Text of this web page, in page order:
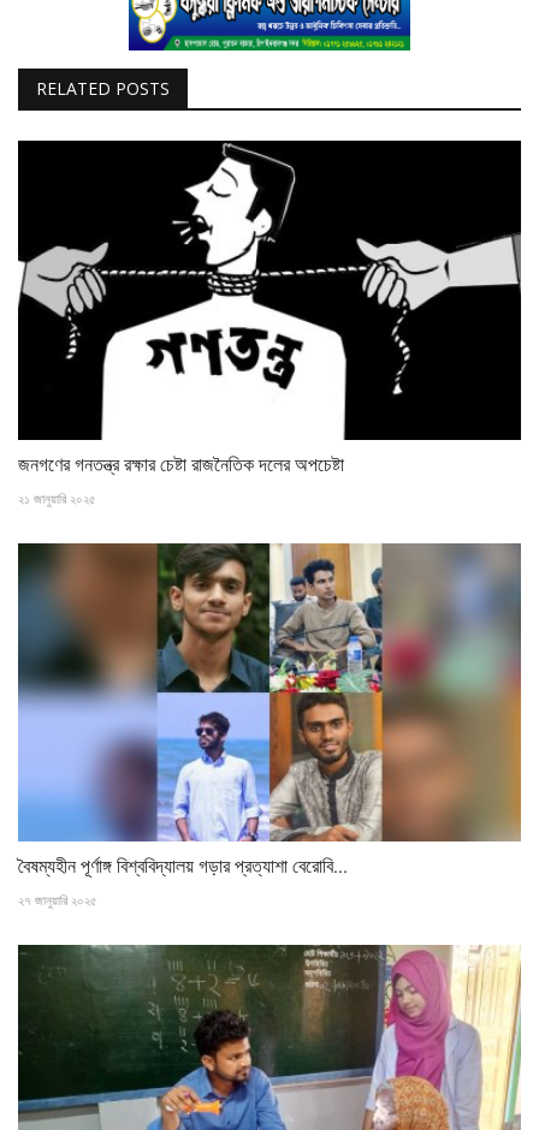
RELATED POSTS
জনগণের গনতন্ত্র রক্ষার চেষ্টা রাজনৈতিক দলের অপচেষ্টা
২১ জানুয়ারি ২০২৫
বৈষম্যহীন পূর্ণাঙ্গ বিশ্ববিদ্যালয় গড়ার প্রত্যাশা বেরোবি...
২৭ জানুয়ারি ২০২৫